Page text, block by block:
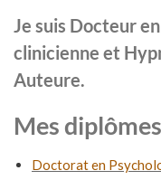
Je suis Docteur
clinicienne et
Auteure.
Mes diplômes
Doctorat en